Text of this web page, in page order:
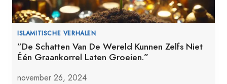
ISLAMITISCHE VERHALEN
”De Schatten Van De Wereld Kunnen Zelfs Niet
Één Graankorrel Laten Groeien.”
november 26, 2024